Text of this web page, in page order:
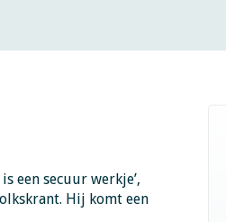
een secuur werkje’,
Hij komt een